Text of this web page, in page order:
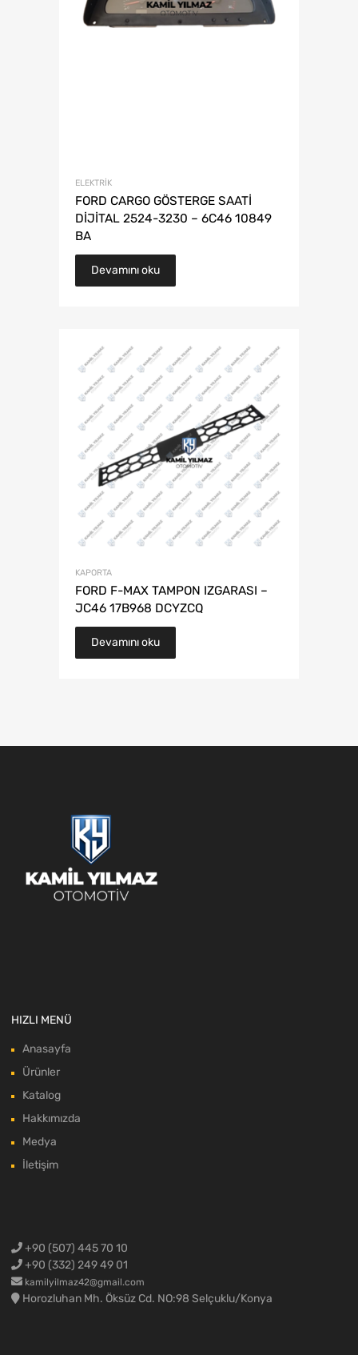
ELEKTRIK
FORD CARGO GÖSTERGE SAATİ
DİJİTAL 2524-3230 – 6C46 10849
BA
Devamını oku
KAPORTA
FORD F-MAX TAMPON IZGARASI –
JC46 17B968 DCYZCQ
Devamını oku
HIZLI MENÜ
Anasayfa
Ürünler
Katalog
Hakkımızda
Medya
İletişim
+90 (507) 445 70 10
+90 (332) 249 49 01
kamilyilmaz42@gmail.com
Horozluhan Mh. Öksüz Cd. NO:98 Selçuklu/Konya